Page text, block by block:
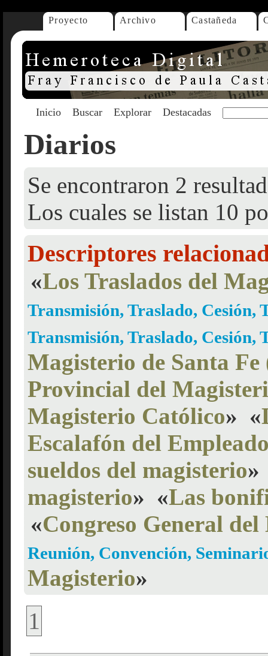
Proyecto Archivo Castañeda
Inicio Buscar Explorar Destacadas
Diarios
Se encontraron 2
Los cuales se listan 10
Descriptores
«Los Traslados del
Transmisión, Traslado, Cesión,
Transmisión, Traslado, Cesión,
Magisterio de Santa
Provincial del
Magisterio Católico» «
Escalafón del
sueldos del magisterio»
magisterio» «Las
«Congreso General
Reunión, Convención,
Magisterio»
1